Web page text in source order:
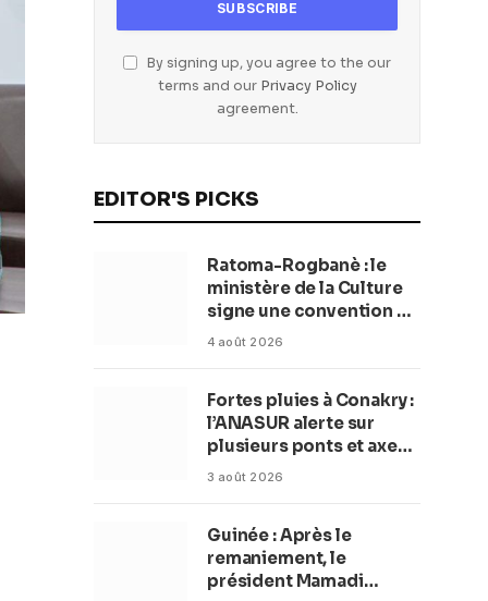
By signing up, you agree to the our
terms and our Privacy Policy
agreement.
EDITOR'S PICKS
Ratoma-Rogbanè : le
ministère de la Culture
signe une convention de
42 millions de dollars
balnéaire
4 août 2026
Fortes pluies à Conakry :
l’ANASUR alerte sur
plusieurs ponts et axes
routiers
3 août 2026
Guinée : Après le
remaniement, le
président Mamadi